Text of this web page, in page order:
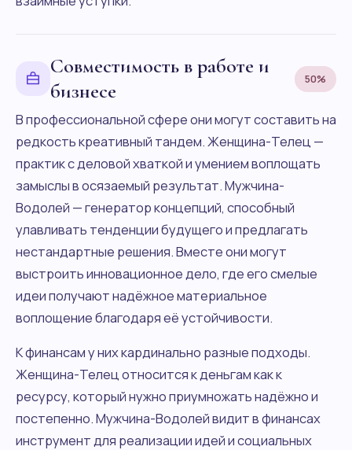
Совместимость в работе и
бизнесе
50%
В профессиональной сфере они могут составить на
редкость креативный тандем. Женщина-Телец —
практик с деловой хваткой и умением воплощать
замыслы в осязаемый результат. Мужчина-
Водолей — генератор концепций, способный
улавливать тенденции будущего и предлагать
нестандартные решения. Вместе они могут
выстроить инновационное дело, где его смелые
идеи получают надёжное материальное
воплощение благодаря её устойчивости.
К финансам у них кардинально разные подходы.
Женщина-Телец относится к деньгам как к
ресурсу, который нужно приумножать надёжно и
постепенно. Мужчина-Водолей видит в финансах
инструмент для реализации идей и социальных